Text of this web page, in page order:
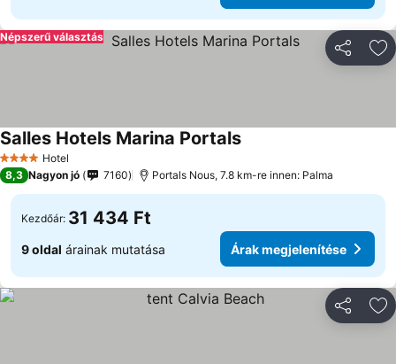
Népszerű választás
4 KategóriaHotel
Salles Hotels Marina Portals
8,3 Nagyon jó 7160 Portals Nous, 7.8 km-re innen: Palma
Kezdőár: 31 434 Ft
9 oldal árainak mutatása Árak megjelenítése